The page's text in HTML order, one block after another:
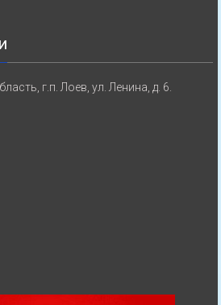
г.п. Лоев, ул. Ленина, д. 6.